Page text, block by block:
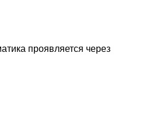
проявляется через